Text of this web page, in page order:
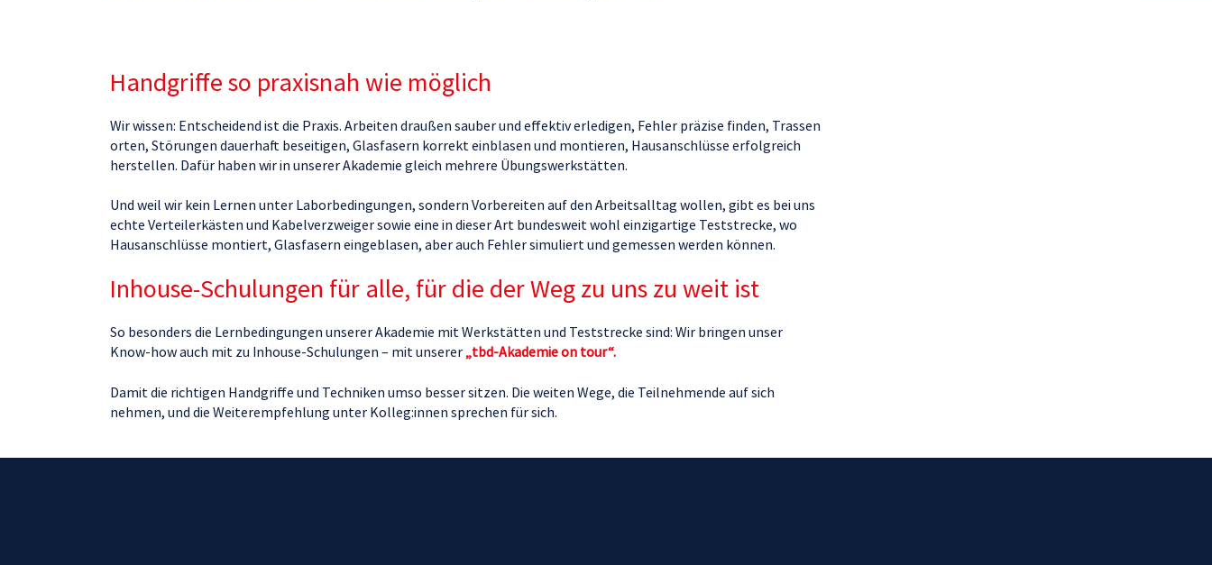
Handgriffe so praxisnah wie möglich
Wir wissen: Entscheidend ist die Praxis. Arbeiten draußen sauber und effektiv erledigen, Fehler präzise finden, Trassen
orten, Störungen dauerhaft beseitigen, Glasfasern korrekt einblasen und montieren, Hausanschlüsse erfolgreich
herstellen. Dafür haben wir in unserer Akademie gleich mehrere Übungswerkstätten.
Und weil wir kein Lernen unter Laborbedingungen, sondern Vorbereiten auf den Arbeitsalltag wollen, gibt es bei uns
echte Verteilerkästen und Kabelverzweiger sowie eine in dieser Art bundesweit wohl einzigartige Teststrecke, wo
Hausanschlüsse montiert, Glasfasern eingeblasen, aber auch Fehler simuliert und gemessen werden können.
Inhouse-Schulungen für alle, für die der Weg zu uns zu weit ist
So besonders die Lernbedingungen unserer Akademie mit Werkstätten und Teststrecke sind: Wir bringen unser
Know-how auch mit zu Inhouse-Schulungen – mit unserer„tbd-Akademie on tour“.
Damit die richtigen Handgriffe und Techniken umso besser sitzen. Die weiten Wege, die Teilnehmende auf sich
nehmen, und die Weiterempfehlung unter Kolleg:innen sprechen für sich.